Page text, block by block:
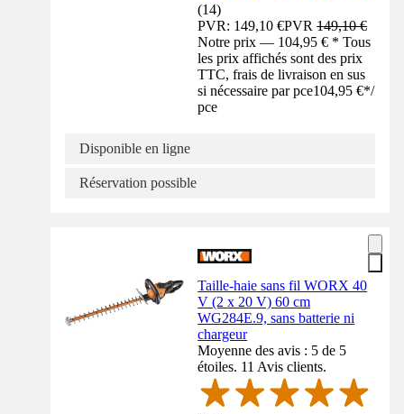
(14)
PVR: 149,10 €PVR149,10 €
Notre prix — 104,95 € * Tous
les prix affichés sont des prix
TTC, frais de livraison en sus
si nécessaire par pce104,95 €*/
pce
Disponible en ligne
Réservation possible
Taille-haie sans fil WORX 40
V (2 x 20 V) 60 cm
WG284E.9, sans batterie ni
chargeur
Moyenne des avis : 5 de 5
étoiles. 11 Avis clients.